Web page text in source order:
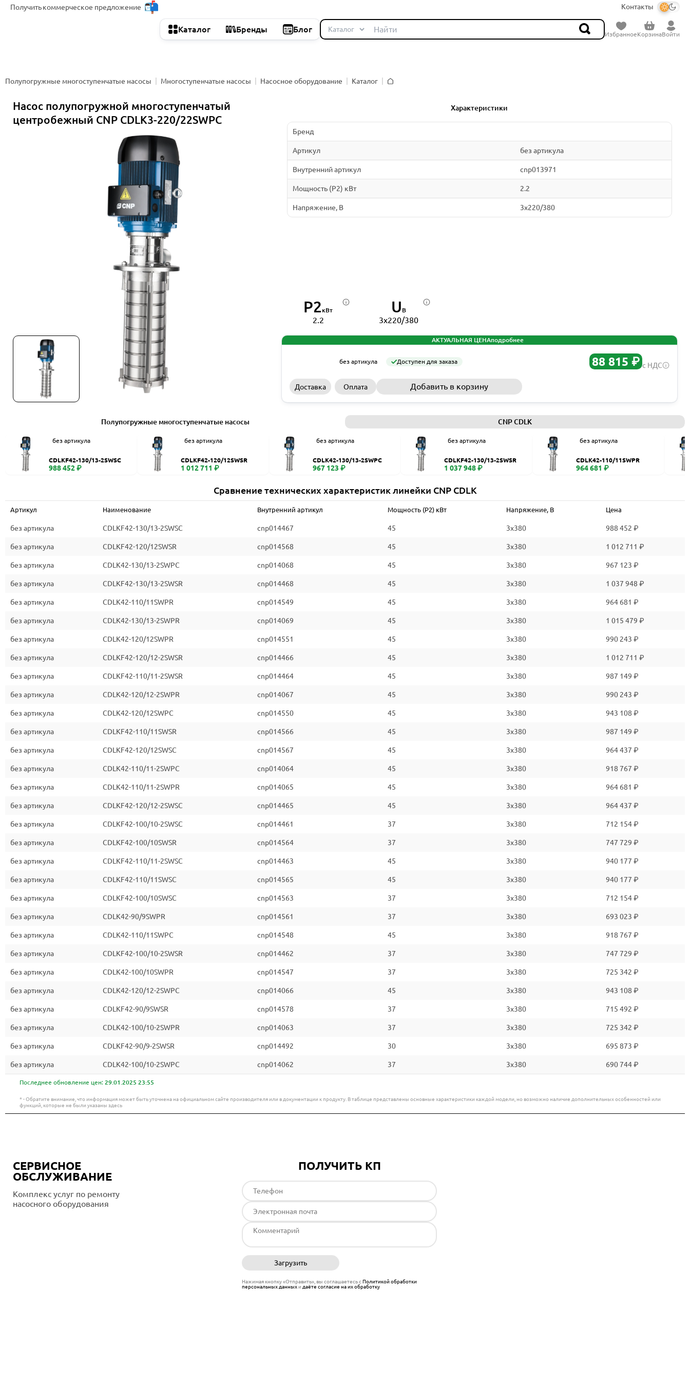
Получитькоммерческое предложение Контакты
Каталог Бренды Блог
ИзбранноеКорзинаВойти
Полупогружные многоступенчатые насосы Многоступенчатые насосы Насосное оборудование
Каталог
Насос полупогружной многоступенчатый
центробежный CNP CDLK3-220/22SWPC
Характеристики
Бренд
Артикул без артикула
Внутренний артикул cnp013971
Мощность (P2) кВт 2.2
Напряжение, В 3x220/380
P2кВт
2.2
U В
3x220/380
АКТУАЛЬНАЯ ЦЕНАподробнее
без артикула Доступен для заказа 88 815 ₽ с НДС
Доставка Оплата Добавить в корзину
Полупогружные многоступенчатые насосы CNP CDLK
без артикула
CDLKF42-130/13-2SWSC
988 452 ₽
без артикула
CDLKF42-120/12SWSR
1 012 711 ₽
без артикула
CDLK42-130/13-2SWPC
967 123 ₽
без артикула
CDLKF42-130/13-2SWSR
1 037 948 ₽
без артикула
CDLK42-110/11SWPR
964 681 ₽
Сравнение технических характеристик линейки CNP CDLK
Артикул Наименование Внутренний артикул Мощность (P2) кВт Напряжение, В Цена
без артикула CDLKF42-130/13-2SWSC cnp014467 45 3x380 988 452 ₽
без артикула CDLKF42-120/12SWSR cnp014568 45 3x380 1 012 711 ₽
без артикула CDLK42-130/13-2SWPC cnp014068 45 3x380 967 123 ₽
без артикула CDLKF42-130/13-2SWSR cnp014468 45 3x380 1 037 948 ₽
без артикула CDLK42-110/11SWPR cnp014549 45 3x380 964 681 ₽
без артикула CDLK42-130/13-2SWPR cnp014069 45 3x380 1 015 479 ₽
без артикула CDLK42-120/12SWPR cnp014551 45 3x380 990 243 ₽
без артикула CDLKF42-120/12-2SWSR cnp014466 45 3x380 1 012 711 ₽
без артикула CDLKF42-110/11-2SWSR cnp014464 45 3x380 987 149 ₽
без артикула CDLK42-120/12-2SWPR cnp014067 45 3x380 990 243 ₽
без артикула CDLK42-120/12SWPC cnp014550 45 3x380 943 108 ₽
без артикула CDLKF42-110/11SWSR cnp014566 45 3x380 987 149 ₽
без артикула CDLKF42-120/12SWSC cnp014567 45 3x380 964 437 ₽
без артикула CDLK42-110/11-2SWPC cnp014064 45 3x380 918 767 ₽
без артикула CDLK42-110/11-2SWPR cnp014065 45 3x380 964 681 ₽
без артикула CDLKF42-120/12-2SWSC cnp014465 45 3x380 964 437 ₽
без артикула CDLKF42-100/10-2SWSC cnp014461 37 3x380 712 154 ₽
без артикула CDLKF42-100/10SWSR cnp014564 37 3x380 747 729 ₽
без артикула CDLKF42-110/11-2SWSC cnp014463 45 3x380 940 177 ₽
без артикула CDLKF42-110/11SWSC cnp014565 45 3x380 940 177 ₽
без артикула CDLKF42-100/10SWSC cnp014563 37 3x380 712 154 ₽
без артикула CDLK42-90/9SWPR cnp014561 37 3x380 693 023 ₽
без артикула CDLK42-110/11SWPC cnp014548 45 3x380 918 767 ₽
без артикула CDLKF42-100/10-2SWSR cnp014462 37 3x380 747 729 ₽
без артикула CDLK42-100/10SWPR cnp014547 37 3x380 725 342 ₽
без артикула CDLK42-120/12-2SWPC cnp014066 45 3x380 943 108 ₽
без артикула CDLKF42-90/9SWSR cnp014578 37 3x380 715 492 ₽
без артикула CDLK42-100/10-2SWPR cnp014063 37 3x380 725 342 ₽
без артикула CDLKF42-90/9-2SWSR cnp014492 30 3x380 695 873 ₽
без артикула CDLK42-100/10-2SWPC cnp014062 37 3x380 690 744 ₽
Последнее обновление цен: 29.01.2025 23:55
* - Обратите внимание, что информация может быть уточнена на официальном сайте производителя или в документации к продукту. В таблице представлены основные характеристики каждой модели, но возможно наличие дополнительных особенностей или
функций, которые не были указаны здесь
СЕРВИСНОЕ
ОБСЛУЖИВАНИЕ
Комплекс услуг по ремонту
насосного оборудования
ПОЛУЧИТЬ КП
Загрузить
Нажимая кнопку «Отправить», вы соглашаетесь сПолитикой обработки
персональных данныхи даёте согласие на их обработку